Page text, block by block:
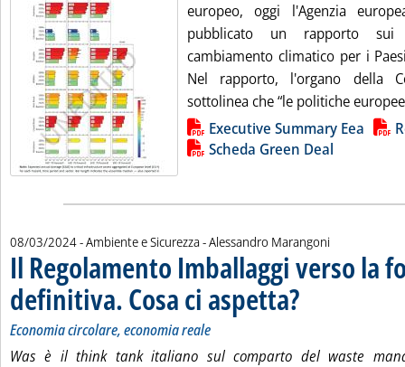
europeo, oggi l'Agenzia
pubblicato un rapporto
cambiamento climatico per i
Nel rapporto, l'organo della
sottolinea che “le politiche
Lista allegati PDF alla notiziaExecutive Summary Eea
Scheda Green Deal
08/03/2024- Ambiente e Sicurezza -di:
Alessandro Marangoni
Il Regolamento Imballaggi verso la
definitiva. Cosa ci aspetta?. Sottotitolo: Economia
. Pubblicata venerdì 08
Economia circolare, economia reale
Was è il think tank italiano sul comparto del waste